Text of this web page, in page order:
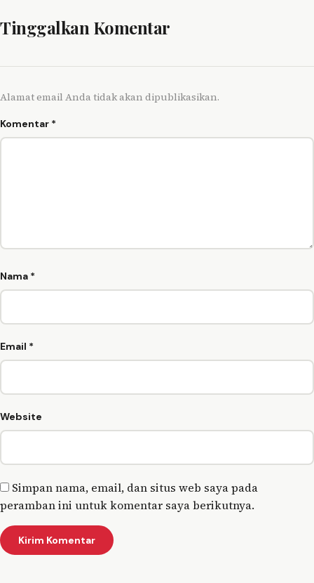
Tinggalkan Komentar
Alamat email Anda tidak akan dipublikasikan.
Komentar *
Nama *
Email *
Website
Simpan nama, email, dan situs web saya pada
peramban ini untuk komentar saya berikutnya.